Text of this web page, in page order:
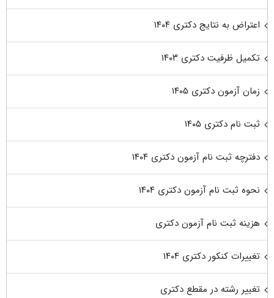
اعتراض به نتایج دکتری ۱۴۰۴
تکمیل ظرفیت دکتری ۱۴۰۳
زمان آزمون دکتری ۱۴۰۵
ثبت نام دکتری ۱۴۰۵
دفترچه ثبت نام آزمون دکتری ۱۴۰۴
نحوه ثبت نام آزمون دکتری ۱۴۰۴
هزینه ثبت نام آزمون دکتری
تغییرات کنکور دکتری ۱۴۰۴
تغییر رشته در مقطع دکتری